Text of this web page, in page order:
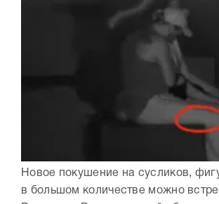
Новое покушение на сусликов,
в большом количестве можно